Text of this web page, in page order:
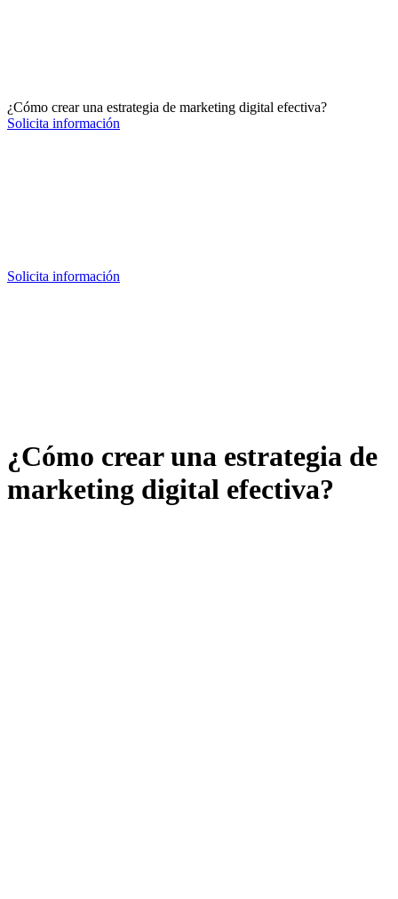
¿Cómo crear una estrategia de marketing digital efectiva?
Solicita información
Solicita información
¿Cómo crear una estrategia de
marketing digital efectiva?